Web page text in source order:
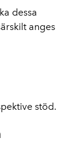
dessa
anges
stöd.